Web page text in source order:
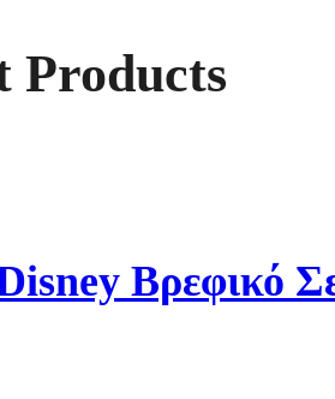
Products
Βρεφικό